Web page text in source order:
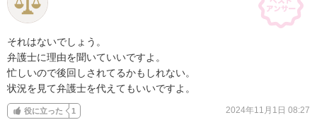
それはないでしょう。
弁護士に理由を聞いていいですよ。
忙しいので後回しされてるかもしれない。
状況を見て弁護士を代えてもいいですよ。
役に立った 1 2024年11月1日 08:27